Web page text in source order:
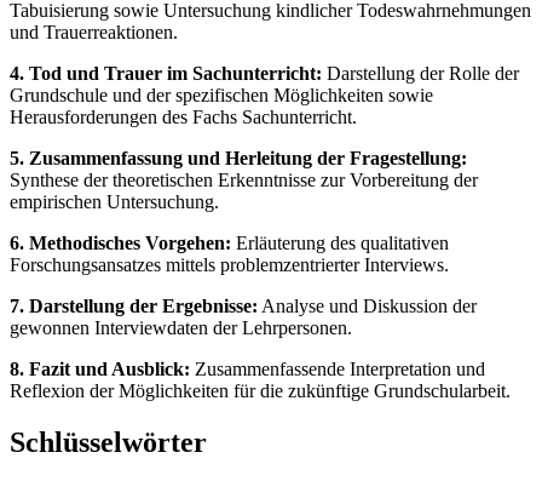
Tabuisierung sowie Untersuchung kindlicher Todeswahrnehmungen
und Trauerreaktionen.
4. Tod und Trauer im Sachunterricht: Darstellung der Rolle der
Grundschule und der spezifischen Möglichkeiten sowie
Herausforderungen des Fachs Sachunterricht.
5. Zusammenfassung und Herleitung der Fragestellung:
Synthese der theoretischen Erkenntnisse zur Vorbereitung der
empirischen Untersuchung.
6. Methodisches Vorgehen: Erläuterung des qualitativen
Forschungsansatzes mittels problemzentrierter Interviews.
7. Darstellung der Ergebnisse: Analyse und Diskussion der
gewonnen Interviewdaten der Lehrpersonen.
8. Fazit und Ausblick: Zusammenfassende Interpretation und
Reflexion der Möglichkeiten für die zukünftige Grundschularbeit.
Schlüsselwörter